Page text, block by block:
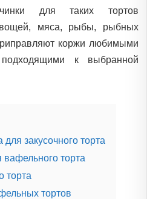
для таких тортов
мяса, рыбы, рыбных
коржи любимыми
к выбранной
закусочного торта
вафельного торта
торта
тортов